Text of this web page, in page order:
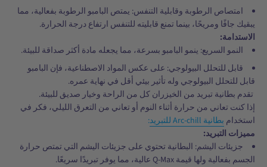
امتصاص الرطوبة وقابلية التنفس: يمتص البامبو الرطوبة بفعالية، مما
يبقيك جافًا ومريحًا، بينما تمنع قابليته للتنفس ارتفاع درجة الحرارة.
الاستدامة:
النمو السريع: ينمو البامبو بسرعة، مما يجعله مادة أكثر صداقة للبيئة.
قابل للتحلل البيولوجي: على عكس المواد الاصطناعية، فإن البامبو
قابل للتحلل البيولوجي وله تأثير بيئي أقل في نهاية عمره.
تقدم بطانية تبريد من الخيزران كل من الراحة وخيار صديق للبيئة.
إذا كنت تعاني من حرارة أثناء النوم أو تعاني من التعرق الليلي، فكر في
استخدام بطانية Arc-chill للتبريد
:
مميزات التبريد:
جزيئات اليشم: البطانية تحتوي على جزيئات اليشم التي تمتص حرارة
الجسم بفعالية ولها قيمة Q-Max عالية، مما يوفر تبريدًا سريعًا.